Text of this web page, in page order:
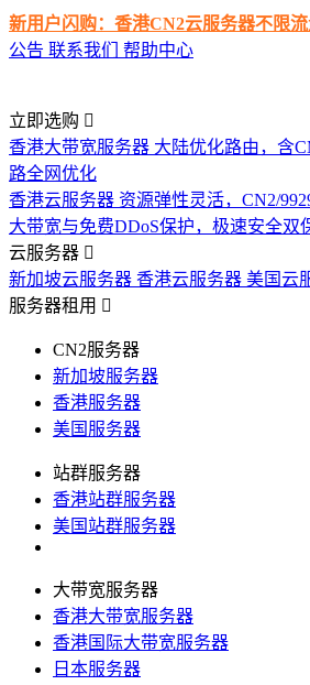
新用户闪购：香港CN2云服务器不限
公告 联系我们 帮助中心
立即选购
香港大带宽服务器 大陆优化路由，含
路全网优化
香港云服务器 资源弹性灵活，CN2/
大带宽与免费DDoS保护，极速安全双
云服务器
新加坡云服务器 香港云服务器 美国云
服务器租用
CN2服务器
新加坡服务器
香港服务器
美国服务器
站群服务器
香港站群服务器
美国站群服务器
大带宽服务器
香港大带宽服务器
香港国际大带宽服务器
日本服务器